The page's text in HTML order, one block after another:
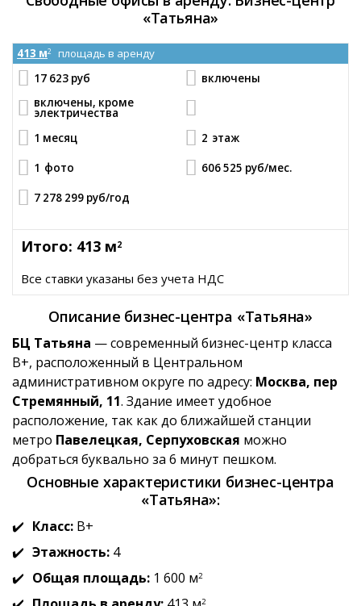
«Татьяна»
413 м2
площадь в аренду
17 623 руб
включены
включены, кроме
электричества
1 месяц
2 этаж
1 фото 606 525 руб/мес.
7 278 299 руб/год
Итого: 413 м2
Все ставки указаны без учета НДС
Описание бизнес-центра «Татьяна»
БЦ Татьяна — современный бизнес-центр класса
B+, расположенный в Центральном
административном округе по адресу: Москва, пер
Стремянный, 11. Здание имеет удобное
расположение, так как до ближайшей станции
метро Павелецкая, Серпуховская можно
добраться буквально за 6 минут пешком.
Основные характеристики бизнес-центра
«Татьяна»:
Класс: B+
Этажность: 4
Общая площадь: 1 600 м2
2